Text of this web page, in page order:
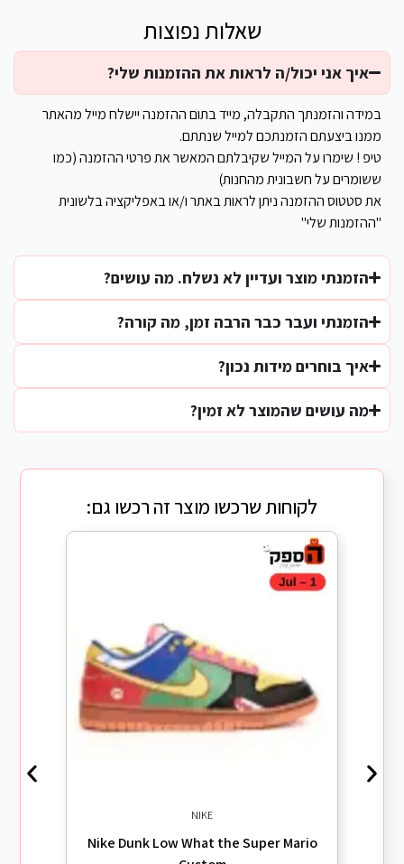
איך אני יכול/ה לראות את ההזמנות שלי?
במידה והזמנתך התקבלה, מייד בתום ההזמנה יישלח מייל מהאתר
ממנו ביצעתם הזמנתכם למייל שנתתם.
טיפ ! שימרו על המייל שקיבלתם המאשר את פרטי ההזמנה (כמו
ששומרים על חשבונית מהחנות)
את סטטוס ההזמנה ניתן לראות באתר ו/או באפליקציה בלשונית
"ההזמנות שלי"
הזמנתי מוצר ועדיין לא נשלח. מה עושים?
הזמנתי ועבר כבר הרבה זמן, מה קורה?
איך בוחרים מידות נכון?
מה עושים שהמוצר לא זמין?
שאלות נפוצות
לקוחות שרכשו מוצר זה רכשו גם:
NIKE
Nike Dunk Low What the Super Mario